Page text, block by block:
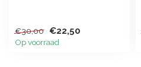
€30,00 €22,50
Op voorraad